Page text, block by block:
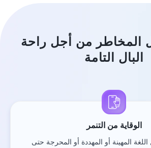
المخاطر من أجل راحة
البال التامة
الوقاية من التنمر
المهينة أو المهددة أو المحرجة حتى